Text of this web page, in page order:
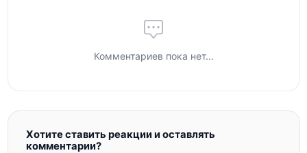
Комментариев пока нет...
Хотите ставить реакции и оставлять
комментарии?